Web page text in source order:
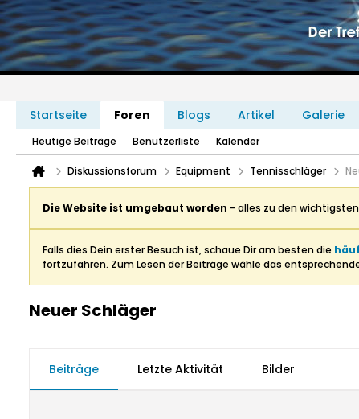
Startseite Foren Blogs Artikel Galerie
Heutige Beiträge Benutzerliste Kalender
Diskussionsforum Equipment Tennisschläger
Die Website ist umgebaut worden - alles zu den
Falls dies Dein erster Besuch ist, schaue Dir am besten die
fortzufahren. Zum Lesen der Beiträge wähle das
Neuer Schläger
Beiträge Letzte Aktivität Bilder